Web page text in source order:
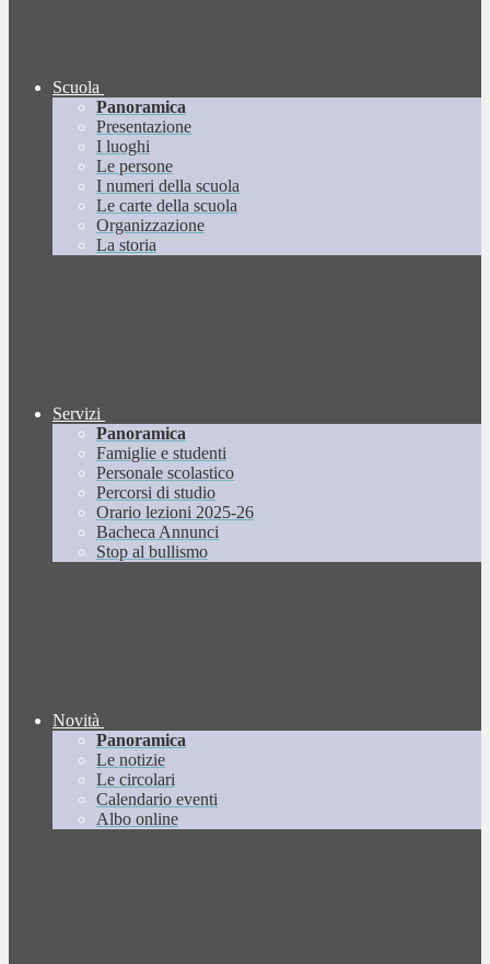
Scuola
Panoramica
Presentazione
I luoghi
Le persone
I numeri della scuola
Le carte della scuola
Organizzazione
La storia
Servizi
Panoramica
Famiglie e studenti
Personale scolastico
Percorsi di studio
Orario lezioni 2025-26
Bacheca Annunci
Stop al bullismo
Novità
Panoramica
Le notizie
Le circolari
Calendario eventi
Albo online